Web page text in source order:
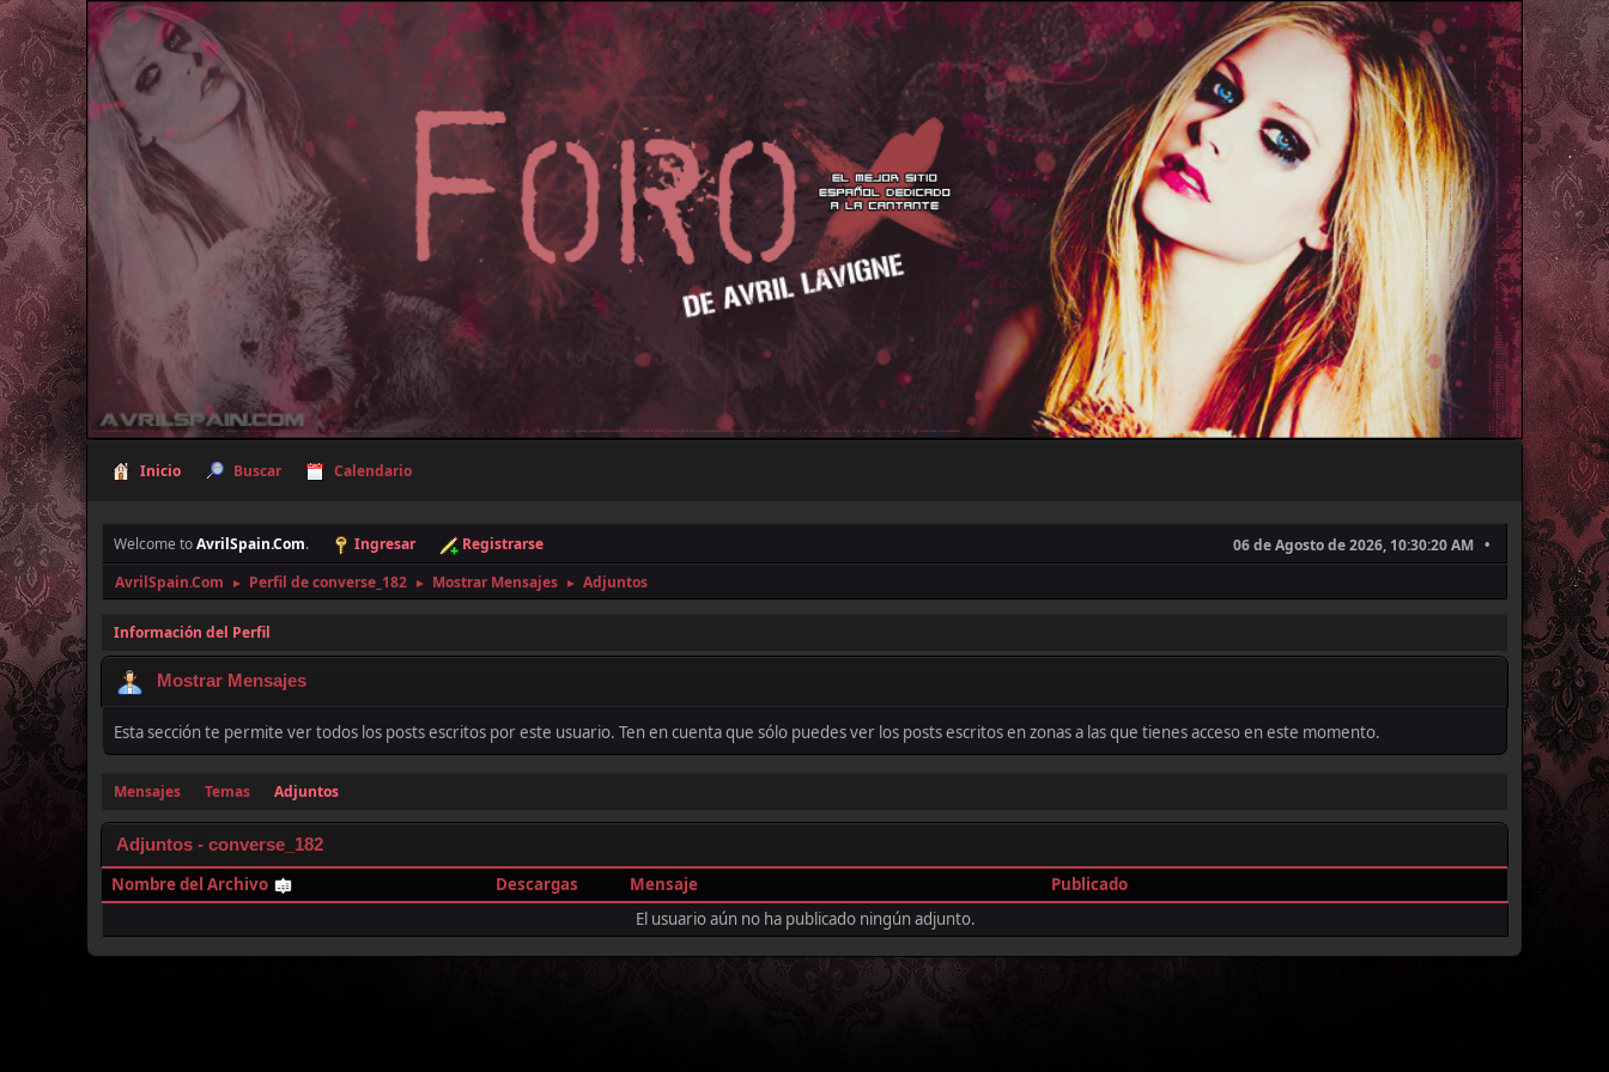
Inicio Buscar Calendario
Welcome toAvrilSpain.Com. Ingresar Registrarse
06 de Agosto de 2026, 10:30:20 AM
AvrilSpain.Com
► Perfil de converse_182 ► Mostrar Mensajes ► Adjuntos
Información del Perfil
Mostrar Mensajes
Esta sección te permite ver todos los posts escritos por este usuario. Ten en cuenta que sólo puedes ver los posts escritos en zonas a las que tienes acceso en este momento.
Mensajes Temas Adjuntos
Adjuntos - converse_182
Nombre del Archivo Descargas Mensaje
Publicado
El usuario aún no ha publicado ningún adjunto.